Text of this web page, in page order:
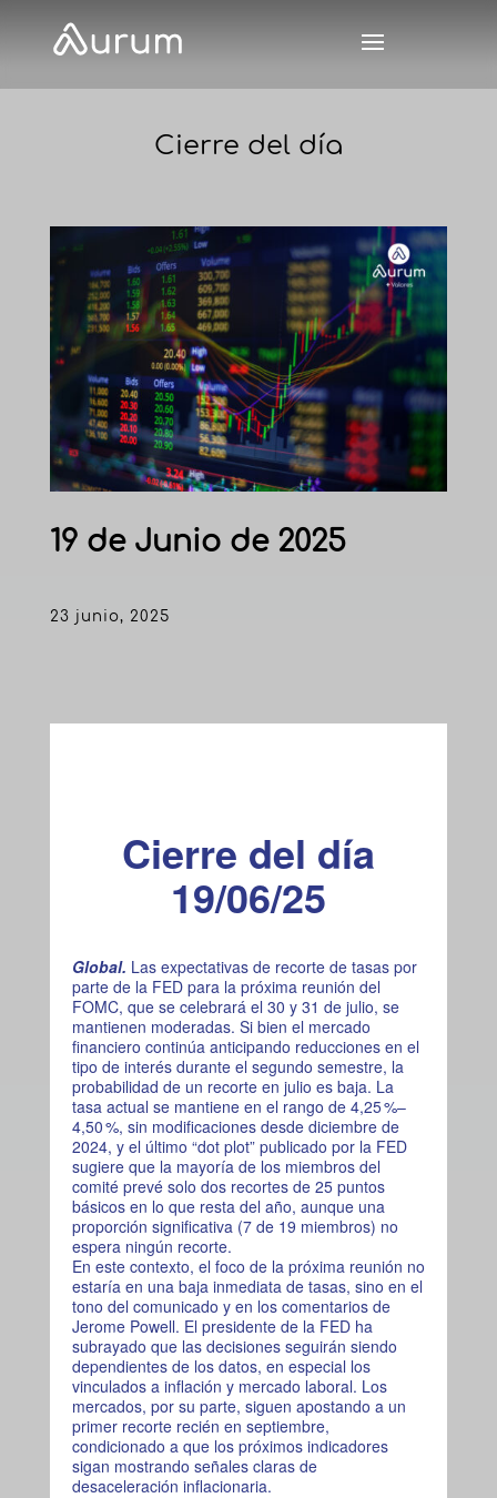
Cierre del día
19 de Junio de 2025
23 junio, 2025
Cierre del día
19/06/25
Global. Las expectativas de recorte de tasas por
parte de la FED para la próxima reunión del
FOMC, que se celebrará el 30 y 31 de julio, se
mantienen moderadas. Si bien el mercado
financiero continúa anticipando reducciones en el
tipo de interés durante el segundo semestre, la
probabilidad de un recorte en julio es baja. La
tasa actual se mantiene en el rango de 4,25 %–
4,50 %, sin modificaciones desde diciembre de
2024, y el último “dot plot” publicado por la FED
sugiere que la mayoría de los miembros del
comité prevé solo dos recortes de 25 puntos
básicos en lo que resta del año, aunque una
proporción significativa (7 de 19 miembros) no
espera ningún recorte.
En este contexto, el foco de la próxima reunión no
estaría en una baja inmediata de tasas, sino en el
tono del comunicado y en los comentarios de
Jerome Powell. El presidente de la FED ha
subrayado que las decisiones seguirán siendo
dependientes de los datos, en especial los
vinculados a inflación y mercado laboral. Los
mercados, por su parte, siguen apostando a un
primer recorte recién en septiembre,
condicionado a que los próximos indicadores
sigan mostrando señales claras de
desaceleración inflacionaria.